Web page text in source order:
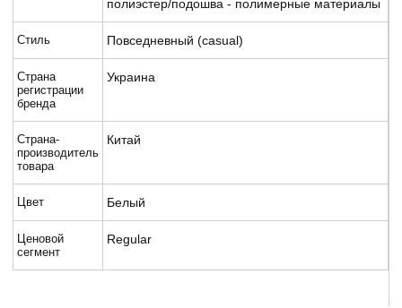
полиэстер/подошва - полимерные материалы
Стиль Повседневный (casual)
Страна
регистрации
бренда
Украина
Страна-
производитель
товара
Китай
Цвет Белый
Ценовой
сегмент
Regular